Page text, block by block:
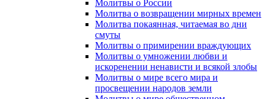
Молитвы о России
Молитва о возвращении мирных времен
Молитва покаянная, читаемая во дни
смуты
Молитвы о примирении враждующих
Молитвы о умножении любви и
искоренении ненависти и всякой злобы
Молитвы о мире всего мира и
просвещении народов земли